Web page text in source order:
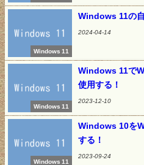
Windows 11
Windows 11の
2024-04-14
Windows 11
Windows 11で
使用する！
2023-12-10
Windows 11
Windows 10を
する！
2023-09-24